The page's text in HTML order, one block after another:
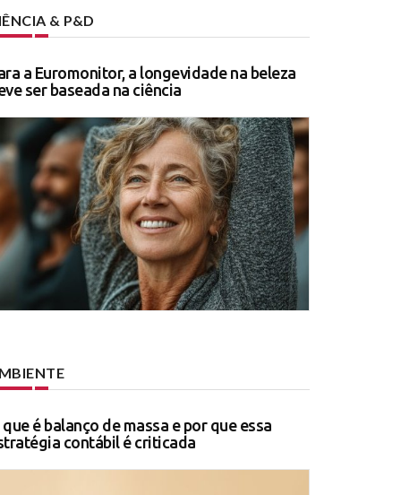
& P&D
a Euromonitor, a longevidade na beleza
ser baseada na ciência
que é balanço de massa e por que essa
contábil é criticada